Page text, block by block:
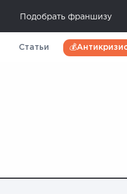
Подобрать франшизу
Статьи